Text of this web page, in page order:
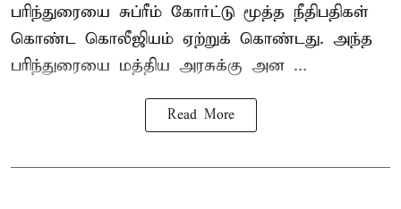
பரிந்துரையை சுப்ரீம் கோர்ட்டு மூத்த நீதிபதிகள்
கொண்ட கொலீஜியம் ஏற்றுக் கொண்டது. அந்த
பரிந்துரையை மத்திய அரசுக்கு அன ...
Read More